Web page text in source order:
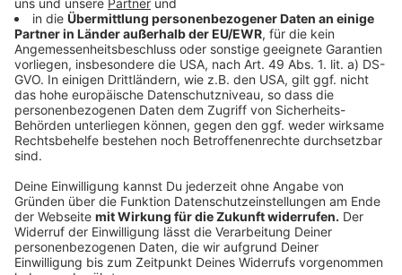
lasst es langsam angehen und haltet das Tempo
unten.
Anzeige
Was ist, wenn ich Husten habe und der sich
Anzeige
Dr. Christoph Specht: